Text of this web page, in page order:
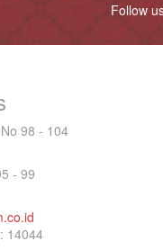
Follow
98 - 104
- 99
14044